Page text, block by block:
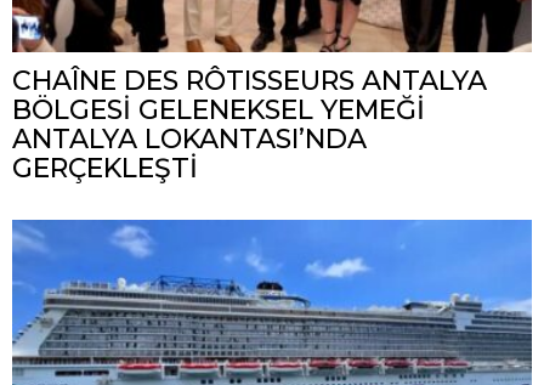
CHAÎNE DES RÔTISSEURS ANTALYA
BÖLGESİ GELENEKSEL YEMEĞİ
ANTALYA LOKANTASI’NDA
GERÇEKLEŞTİ